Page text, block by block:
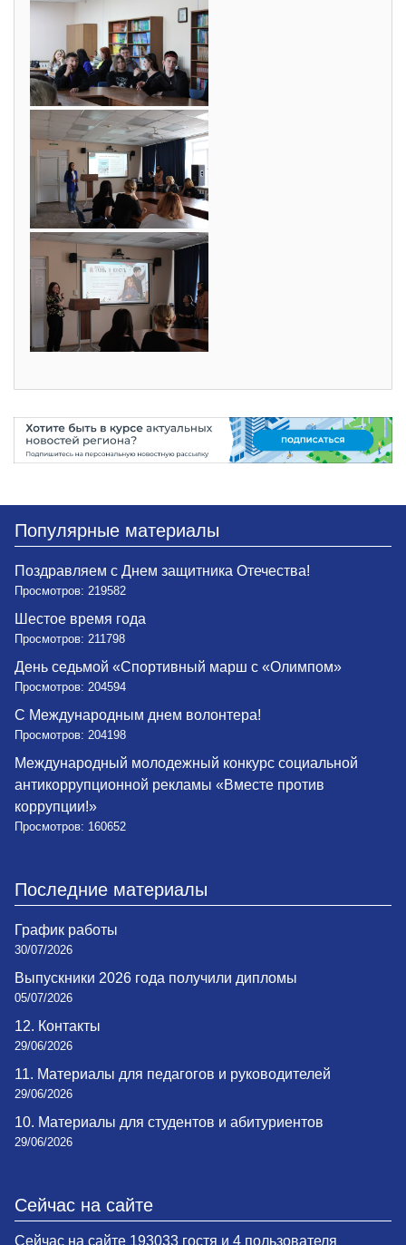
Популярные материалы
Поздравляем с Днем защитника Отечества!
Просмотров: 219582
Шестое время года
Просмотров: 211798
День седьмой «Спортивный марш с «Олимпом»
Просмотров: 204594
С Международным днем волонтера!
Просмотров: 204198
Международный молодежный конкурс социальной
антикоррупционной рекламы «Вместе против
коррупции!»
Просмотров: 160652
Последние материалы
График работы
30/07/2026
Выпускники 2026 года получили дипломы
05/07/2026
12. Контакты
29/06/2026
11. Материалы для педагогов и руководителей
29/06/2026
10. Материалы для студентов и абитуриентов
29/06/2026
Сейчас на сайте
Сейчас на сайте 193033 гостя и 4 пользователя